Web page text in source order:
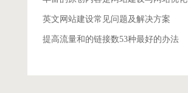
英文网站建设常见问题及解决方案
提高流量和的链接数53种最好的办法